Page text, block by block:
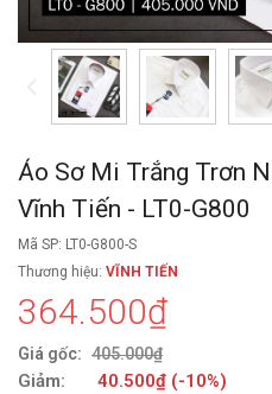
Áo Sơ Mi Trắng Trơn
Vĩnh Tiến - LT0-G800
Mã SP: LT0-G800-S
Thương hiệu: VĨNH TIẾN
364.500₫
Giá gốc: 405.000₫
Giảm: 40.500₫ (-10%)